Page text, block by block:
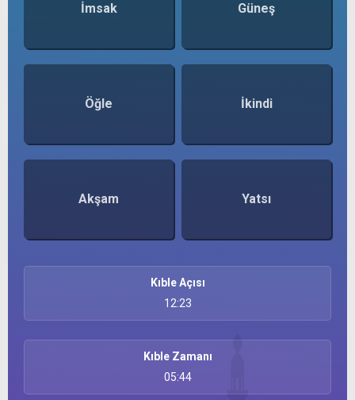
İmsak Güneş
Öğle İkindi
Akşam Yatsı
Kıble Açısı
12:23
Kıble Zamanı
05:44